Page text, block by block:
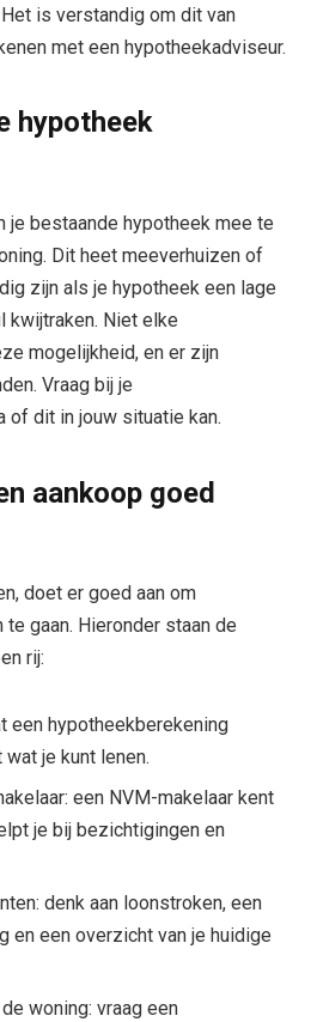
is verstandig om dit van
met een hypotheekadviseur.
hypotheek
je bestaande hypotheek mee te
Dit heet meeverhuizen of
zijn als je hypotheek een lage
kwijtraken. Niet elke
mogelijkheid, en er zijn
Vraag bij je
of dit in jouw situatie kan.
aankoop goed
doet er goed aan om
gaan. Hieronder staan de
rij:
een hypotheekberekening
je kunt lenen.
een NVM-makelaar kent
je bij bezichtigingen en
denk aan loonstroken, een
en een overzicht van je huidige
woning: vraag een